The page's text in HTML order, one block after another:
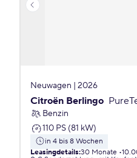
Neuwagen | 2026
Citroën Berlingo
Benzin
110 PS (81 kW)
in 4 bis 8 Wochen
Leasingdetails:30 Monate